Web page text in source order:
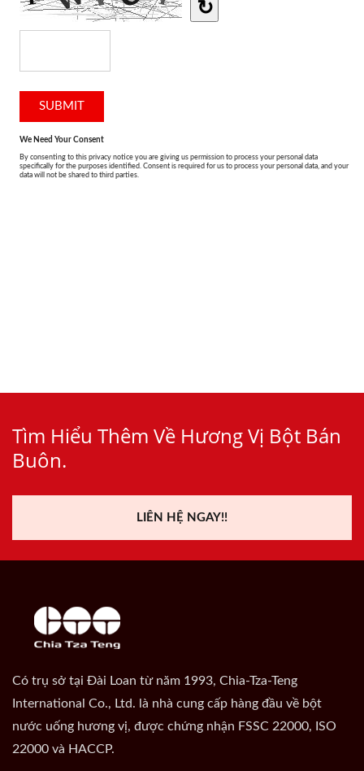
Tìm Hiểu Thêm Về Hương Vị Bột Bán
Buôn.
LIÊN HỆ NGAY!!
Có trụ sở tại Đài Loan từ năm 1993, Chia-Tza-Teng
International Co., Ltd. là nhà cung cấp hàng đầu về bột
nước uống hương vị, được chứng nhận FSSC 22000, ISO
22000 và HACCP.